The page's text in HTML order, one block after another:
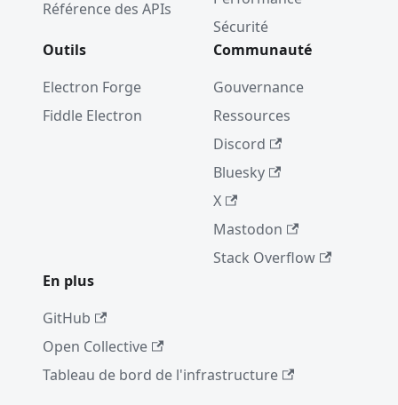
Référence des APIs
Sécurité
Outils
Electron Forge
Fiddle Electron
Communauté
Gouvernance
Ressources
Discord
Bluesky
X
Mastodon
Stack Overflow
En plus
GitHub
Open Collective
Tableau de bord de l'infrastructure